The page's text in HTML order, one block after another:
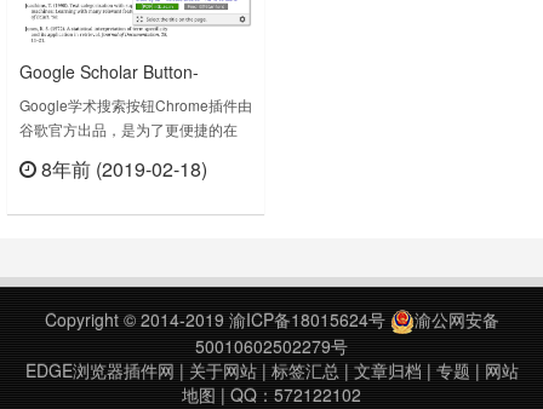
Google Scholar Button-
Google学术搜索按钮
Google学术搜索按钮Chrome插件由
谷歌官方出品，是为了更便捷的在
索，相信不用太多的介绍，特别是搞
页轻松使用 Google 学术搜索。点
在网络上或在您的大学图书馆中……
8年前 (2019-02-18)
Copyright © 2014-2019 渝ICP备18015624号
渝公网安备
50010602502279号
EDGE浏览器插件网 | 关于网站| 标签汇总| 文章归档 | 专题 | 网站
地图 | QQ：572122102